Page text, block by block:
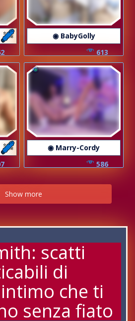
◉ BabyGolly
613
◉ Marry-Cordy
586
Show more
scatti
di
che ti
senza fiato